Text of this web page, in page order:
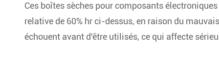
Ces boîtes sèches pour composants
relative de 60% hr ci-dessus, en raison du
échouent avant d'être utilisés, ce qui affecte